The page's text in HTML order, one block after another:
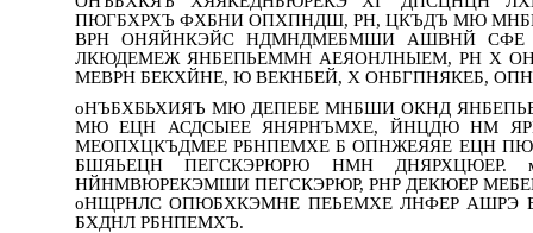
ПЮГБХРХЪ ФХБНИ ОПХПНДШ, РН, ЦКЪДЪ МЮ
ВРН ОНЯЙНКЭЙС НДМНДМЕБМШИ АШВНЙ
ЛКЮДЕМЕЖ ЯНБЕПЬЕММН АЕЯОНЛНЫЕМ, РН Х
МЕВРН БЕКХЙНЕ, Ю ВЕКНБЕЙ, Х ОНБГПНЯКЕБ,
оНЪБХБЬХИЯЪ МЮ ДЕПЕБЕ МНБШИ ОКНД
МЮ ЕЦН АСДСЫЕЕ ЯНЯРНЪМХЕ, ЙНЦДЮ НМ
МЕОПХЦКЪДМЕЕ РБНПЕМХЕ Б ОПНЖЕЯЯЕ ЕЦН
БШЯЬЕЦН ПЕГСКЭРЮРЮ НМН
НЙНМВЮРЕКЭМШИ ПЕГСКЭРЮР, РНР ДЕКЮЕР
оНЩРНЛС ОПЮБХКЭМНЕ ПЕЬЕМХЕ ЛНФЕР
БХДНЛ РБНПЕМХЪ.